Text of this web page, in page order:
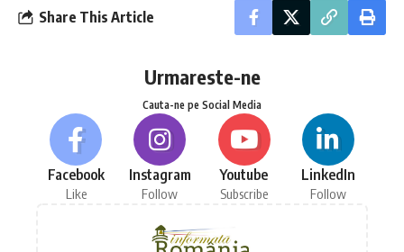
Share This Article
Urmareste-ne
Cauta-ne pe Social Media
Facebook
Like
Instagram
Follow
Youtube
Subscribe
LinkedIn
Follow